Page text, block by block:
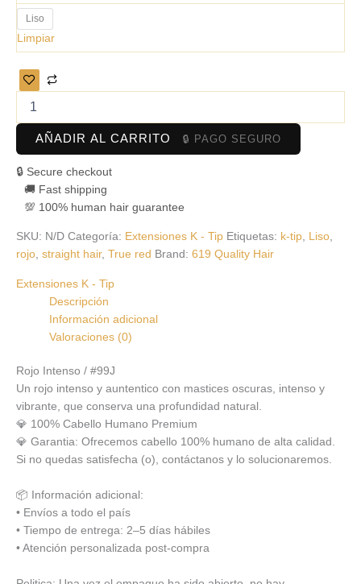
Liso
Limpiar
AÑADIR AL CARRITO
🔒 Secure checkout
🚚 Fast shipping
💯 100% human hair guarantee
SKU: N/D Categoría: Extensiones K - Tip Etiquetas: k-tip Liso
rojo straight hair, True red Brand: 619 Quality Hair
Extensiones K - Tip
Descripción
Información adicional
Valoraciones (0)
Rojo Intenso / #99J
Un rojo intenso y auntentico con mastices oscuras, intenso y
vibrante, que conserva una profundidad natural.
💎 100% Cabello Humano Premium
💎 Garantia: Ofrecemos cabello 100% humano de alta calidad.
Si no quedas satisfecha (o), contáctanos y lo solucionaremos.
📦 Información adicional:
• Envíos a todo el país
• Tiempo de entrega: 2–5 días hábiles
• Atención personalizada post-compra